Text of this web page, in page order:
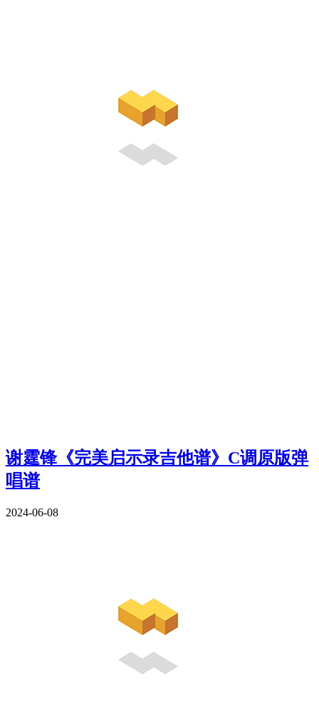
谢霆锋《完美启示录吉他谱》C调原版弹
唱谱
2024-06-08